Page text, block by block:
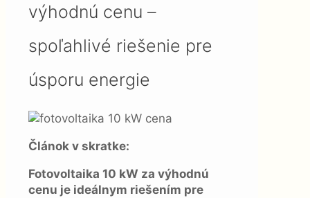
výhodnú cenu –
spoľahlivé riešenie pre
úsporu energie
Článok v skratke:
Fotovoltaika 10 kW za výhodnú
cenu je ideálnym riešením pre